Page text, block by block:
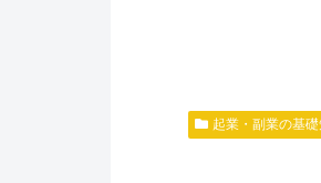
起業・副業の基